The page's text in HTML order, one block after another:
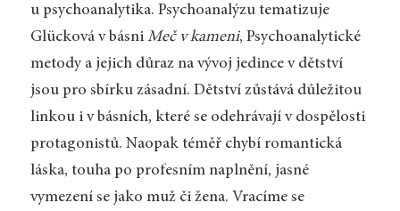
u psychoanalytika. Psychoanalýzu tematizuje
Glücková v básni Meč v kameni, Psychoanalytické
metody a jejich důraz na vývoj jedince v dětství
jsou pro sbírku zásadní. Dětství zůstává důležitou
linkou i v básních, které se odehrávají v dospělosti
protagonistů. Naopak téměř chybí romantická
láska, touha po profesním naplnění, jasné
vymezení se jako muž či žena. Vracíme se